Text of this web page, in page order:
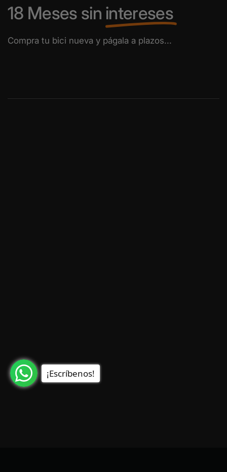
18 Meses sin intereses
Compra tu bici nueva y págala a plazos...
¡Escríbenos!